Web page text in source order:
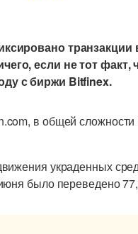
транзакции
если не тот факт,
с биржи Bitfinex.
в общей
украденных
было переведено